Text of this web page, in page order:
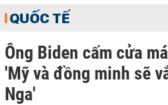
QUỐC TẾ
Ông Biden cấm cửa
'Mỹ và đồng minh sẽ
Nga'